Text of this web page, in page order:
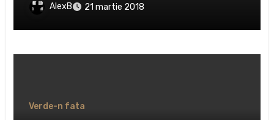
AlexB 21 martie 2018
Verde-n fata